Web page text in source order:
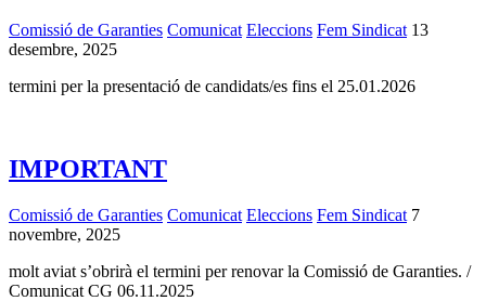
Comissió de Garanties Comunicat Eleccions Fem Sindicat 13
desembre, 2025
termini per la presentació de candidats/es fins el 25.01.2026
IMPORTANT
Comissió de Garanties Comunicat Eleccions Fem Sindicat 7
novembre, 2025
molt aviat s’obrirà el termini per renovar la Comissió de Garanties. /
Comunicat CG 06.11.2025